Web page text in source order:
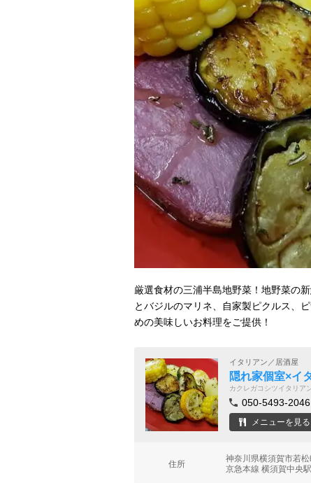
厳選食材の三浦半島地野菜！地野菜の
とバジルのマリネ、自家製ピクルス、
めの美味しいお料理をご提供！
イタリアン／居酒屋
隠れ家個室×イ
カクレガコシツイタリア
050-5493-2046
メニューを見る
住所
神奈川県横須賀市若
京急本線 横須賀中央